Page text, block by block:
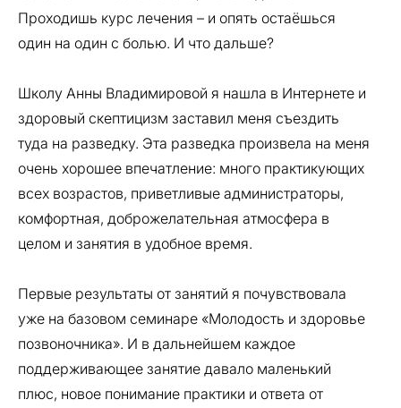
Проходишь курс лечения – и опять остаёшься
один на один с болью. И что дальше?
Школу Анны Владимировой я нашла в Интернете и
здоровый скептицизм заставил меня съездить
туда на разведку. Эта разведка произвела на меня
очень хорошее впечатление: много практикующих
всех возрастов, приветливые администраторы,
комфортная, доброжелательная атмосфера в
целом и занятия в удобное время.
Первые результаты от занятий я почувствовала
уже на базовом семинаре «Молодость и здоровье
позвоночника». И в дальнейшем каждое
поддерживающее занятие давало маленький
плюс, новое понимание практики и ответа от